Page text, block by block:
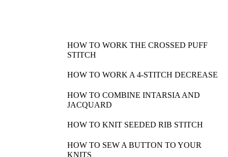
HOW TO WORK THE CROSSED PUFF
STITCH
HOW TO WORK A 4-STITCH DECREASE
HOW TO COMBINE INTARSIA AND
JACQUARD
HOW TO KNIT SEEDED RIB STITCH
HOW TO SEW A BUTTON TO YOUR
KNITS